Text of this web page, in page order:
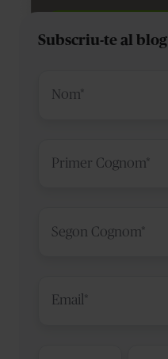
Subscriu-te al blog